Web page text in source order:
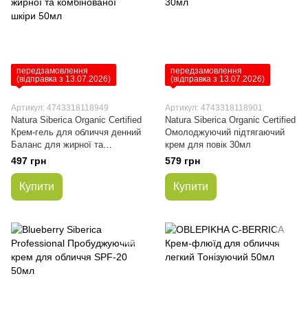
передзамовлення
(відправка з 13.07.2026)
Артикул: 4743318118949
Natura Siberica Organic Certified
Крем-гель для обличчя денний
Баланс для жирної та
комбінованої шкіри 50мл
497 грн
Купити
передзамовлення
(відправка з 13.07.2026)
Артикул: 4743318118901
Natura Siberica Organic Certified
Омолоджуючий підтягаючий
крем для повік 30мл
579 грн
Купити